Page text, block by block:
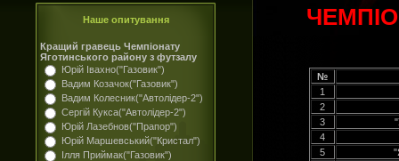
Наше опитування
Кращий гравець Чемпіонату
Яготинського району з футзалу
Юрій Івахно("Газовик")
Вадим Козачок("Газовик")
Вадим Колесник("Автолідер-2")
Сергій Кукса("Автолідер-2")
Юрій Лазебнов("Прапор")
Юрій Маршевський("Кристал")
Ілля Приймак("Газовик")
№
1
2
3
4
5